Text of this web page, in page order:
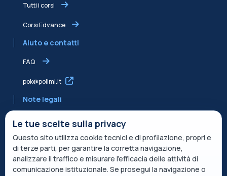
Tutti i corsi
Corsi Edvance
Aiuto e contatti
FAQ
pok@polimi.it
Note legali
Informativa condivisa Edvance per il trattamento dei dati
Termini di servizio
Le tue scelte sulla privacy
Questo sito utilizza cookie tecnici e di profilazione, propri e
di terze parti, per garantire la corretta navigazione,
analizzare il traffico e misurare l’efficacia delle attività di
comunicazione istituzionale. Se prosegui la navigazione o